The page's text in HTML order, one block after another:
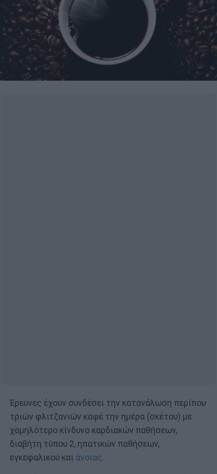
Έρευνες έχουν συνδέσει την κατανάλωση περίπου
τριών φλιτζανιών καφέ την ημέρα (σκέτου) με
χαμηλότερο κίνδυνο καρδιακών παθήσεων,
διαβήτη τύπου 2, ηπατικών παθήσεων,
εγκεφαλικού και άνοιας.